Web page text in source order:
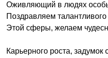
Оживляющий в людях
Поздравляем талантливого
Этой сферы, желаем
Карьерного роста, задумок